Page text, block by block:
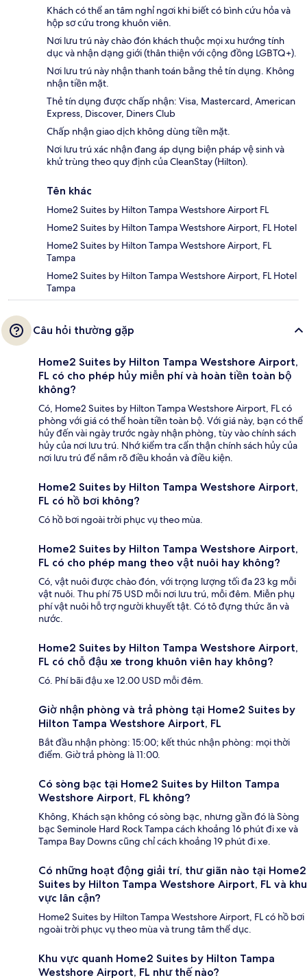
Khách có thể an tâm nghỉ ngơi khi biết có bình cứu hỏa và
hộp sơ cứu trong khuôn viên.
Nơi lưu trú này chào đón khách thuộc mọi xu hướng tính
dục và nhận dạng giới (thân thiện với cộng đồng LGBTQ+).
Nơi lưu trú này nhận thanh toán bằng thẻ tín dụng. Không
nhận tiền mặt.
Thẻ tín dụng được chấp nhận: Visa, Mastercard, American
Express, Discover, Diners Club
Chấp nhận giao dịch không dùng tiền mặt.
Nơi lưu trú xác nhận đang áp dụng biện pháp vệ sinh và
khử trùng theo quy định của CleanStay (Hilton).
Tên khác
Home2 Suites by Hilton Tampa Westshore Airport FL
Home2 Suites by Hilton Tampa Westshore Airport, FL Hotel
Home2 Suites by Hilton Tampa Westshore Airport, FL
Tampa
Home2 Suites by Hilton Tampa Westshore Airport, FL Hotel
Tampa
Câu hỏi thường gặp
Home2 Suites by Hilton Tampa Westshore Airport,
FL có cho phép hủy miễn phí và hoàn tiền toàn bộ
không?
Có, Home2 Suites by Hilton Tampa Westshore Airport, FL có
phòng với giá có thể hoàn tiền toàn bộ. Với giá này, bạn có thể
hủy đến vài ngày trước ngày nhận phòng, tùy vào chính sách
hủy của nơi lưu trú. Nhớ kiểm tra cẩn thận chính sách hủy của
nơi lưu trú để nắm rõ điều khoản và điều kiện.
Home2 Suites by Hilton Tampa Westshore Airport,
FL có hồ bơi không?
Có hồ bơi ngoài trời phục vụ theo mùa.
Home2 Suites by Hilton Tampa Westshore Airport,
FL có cho phép mang theo vật nuôi hay không?
Có, vật nuôi được chào đón, với trọng lượng tối đa 23 kg mỗi
vật nuôi. Thu phí 75 USD mỗi nơi lưu trú, mỗi đêm. Miễn phụ
phí vật nuôi hỗ trợ người khuyết tật. Có tô đựng thức ăn và
nước.
Home2 Suites by Hilton Tampa Westshore Airport,
FL có chỗ đậu xe trong khuôn viên hay không?
Có. Phí bãi đậu xe 12.00 USD mỗi đêm.
Giờ nhận phòng và trả phòng tại Home2 Suites by
Hilton Tampa Westshore Airport, FL
Bắt đầu nhận phòng: 15:00; kết thúc nhận phòng: mọi thời
điểm. Giờ trả phòng là 11:00.
Có sòng bạc tại Home2 Suites by Hilton Tampa
Westshore Airport, FL không?
Không, Khách sạn không có sòng bạc, nhưng gần đó là Sòng
bạc Seminole Hard Rock Tampa cách khoảng 16 phút đi xe và
Tampa Bay Downs cũng chỉ cách khoảng 19 phút đi xe.
Có những hoạt động giải trí, thư giãn nào tại Home2
Suites by Hilton Tampa Westshore Airport, FL và khu
vực lân cận?
Home2 Suites by Hilton Tampa Westshore Airport, FL có hồ bơi
ngoài trời phục vụ theo mùa và trung tâm thể dục.
Khu vực quanh Home2 Suites by Hilton Tampa
Westshore Airport, FL như thế nào?